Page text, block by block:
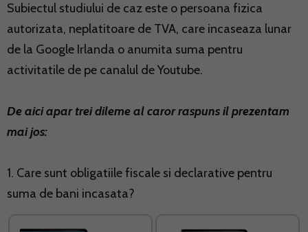
Subiectul studiului de caz este o persoana fizica
autorizata, neplatitoare de TVA, care incaseaza lunar
de la Google Irlanda o anumita suma pentru
activitatile de pe canalul de Youtube.
De aici apar trei dileme al caror raspuns il prezentam
mai jos:
1. Care sunt obligatiile fiscale si declarative pentru
suma de bani incasata?